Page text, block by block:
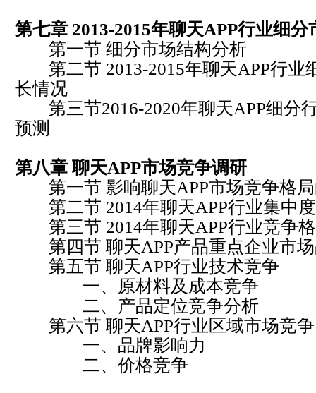
第七章 2013-2015年聊天APP行业细分
第一节 细分市场结构分析
第二节 2013-2015年聊天APP行业
长情况
第三节2016-2020年聊天APP细分
预测
第八章 聊天APP市场竞争调研
第一节 影响聊天APP市场竞争格局
第二节 2014年聊天APP行业集中
第三节 2014年聊天APP行业竞争
第四节 聊天APP产品重点企业市场
第五节 聊天APP行业技术竞争
一、原材料及成本竞争
二、产品定位竞争分析
第六节 聊天APP行业区域市场竞争
一、品牌影响力
二、价格竞争